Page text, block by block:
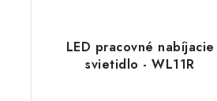
LED pracovné nabíjacie
svietidlo - WL11R